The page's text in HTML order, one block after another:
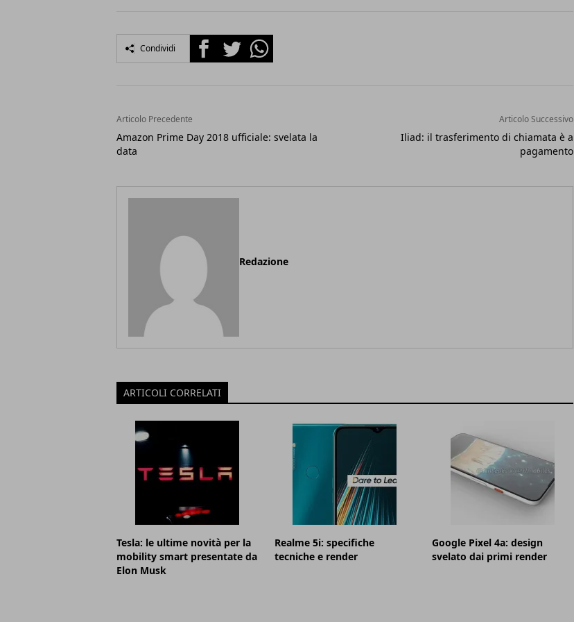
Condividi FacebookTwitterWhatsapp
Articolo Precedente
Amazon Prime Day 2018 ufficiale: svelata la
data
Articolo Successivo
Iliad: il trasferimento di chiamata è a
pagamento
Redazione
ARTICOLI CORRELATI
Tesla: le ultime novità per la
mobility smart presentate da
Elon Musk
Realme 5i: specifiche
tecniche e render
Google Pixel 4a: design
svelato dai primi render